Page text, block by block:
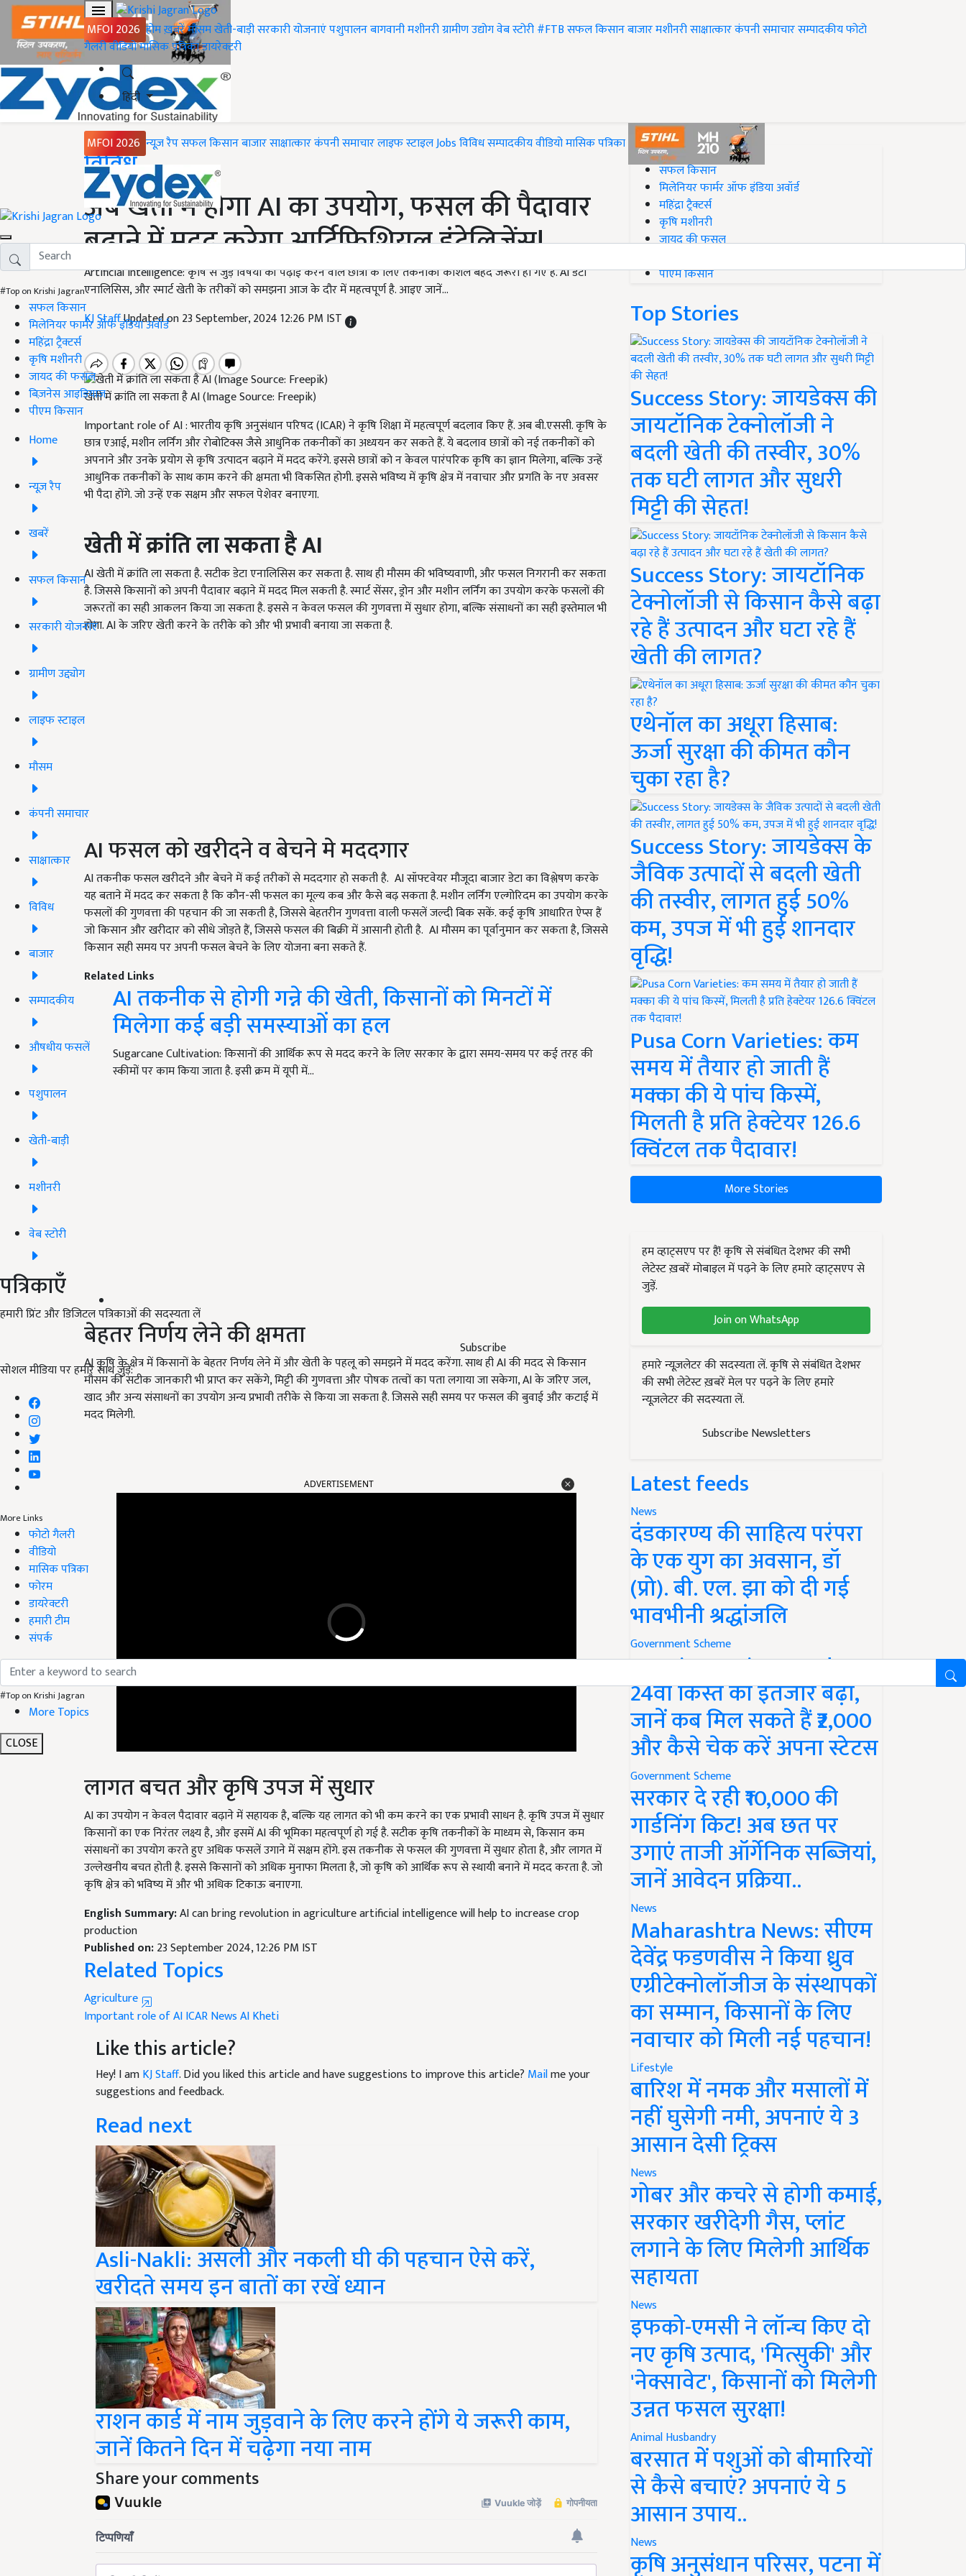
MFOI 2026 होमख़बरेंमौसमखेती-बाड़ीसरकारी योजनाएंपशुपालनबागवानीमशीनरीग्रामीण उद्योगवेब स्टोरी#FTBसफल किसानबाजारमशीनरीसाक्षात्कारकंपनी समाचारसम्पादकीयफोटो
गैलरीवीडियोमासिक पत्रिकाडायरेक्टरी
हिंदी
MFOI 2026 न्यूज़ रैपसफल किसानबाजारसाक्षात्कारकंपनी समाचारलाइफ स्टाइलJobsविविधसम्पादकीयवीडियोमासिक पत्रिका
#Top on Krishi Jagran
सफल किसान
मिलेनियर फार्मर ऑफ इंडिया अवॉर्ड
महिंद्रा ट्रैक्टर्स
कृषि मशीनरी
जायद की फसल
बिज़नेस आइडियाज
पीएम किसान
Home
न्यूज़ रैप
खबरें
सफल किसान
सरकारी योजनाएं
ग्रामीण उद्द्योग
लाइफ स्टाइल
मौसम
कंपनी समाचार
साक्षात्कार
विविध
बाजार
सम्पादकीय
औषधीय फसलें
पशुपालन
खेती-बाड़ी
मशीनरी
वेब स्टोरी
पत्रिकाएँ
हमारी प्रिंट और डिजिटल पत्रिकाओं की सदस्यता लें
Subscribe
सोशल मीडिया पर हमारे साथ जुड़ें:
More Links
फोटो गैलरी
वीडियो
मासिक पत्रिका
फोरम
डायरेक्टरी
हमारी टीम
संपर्क
#Top on Krishi Jagran
More Topics
CLOSE
Home
विविध
अब खेती में होगा AI का उपयोग, फसल की पैदावार
बढ़ाने में मदद करेगा आर्टिफिशियल इंटेलिजेंस!
Artificial Intelligence: कृषि से जुड़े विषयों की पढ़ाई करने वाले छात्रों के लिए तकनीकी कौशल बेहद जरूरी हो गए हैं. AI डेटा
एनालिसिस, और स्मार्ट खेती के तरीकों को समझना आज के दौर में महत्वपूर्ण है. आइए जानें…
KJ StaffUpdated on 23 September, 2024 12:26 PM IST
खेती में क्रांति ला सकता है AI (Image Source: Freepik)
Important role of AI : भारतीय कृषि अनुसंधान परिषद (ICAR) ने कृषि शिक्षा में महत्वपूर्ण बदलाव किए हैं. अब बी.एससी. कृषि के
छात्र एआई, मशीन लर्निंग और रोबोटिक्स जैसे आधुनिक तकनीकों का अध्ययन कर सकते हैं. ये बदलाव छात्रों को नई तकनीकों को
अपनाने और उनके प्रयोग से कृषि उत्पादन बढ़ाने में मदद करेंगे. इससे छात्रों को न केवल पारंपरिक कृषि का ज्ञान मिलेगा, बल्कि उन्हें
आधुनिक तकनीकों के साथ काम करने की क्षमता भी विकसित होगी. इससे भविष्य में कृषि क्षेत्र में नवाचार और प्रगति के नए अवसर
भी पैदा होंगे. जो उन्हें एक सक्षम और सफल पेशेवर बनाएगा.
खेती में क्रांति ला सकता हैAI
AI खेती में क्रांति ला सकता है. सटीक डेटा एनालिसिस कर सकता है. साथ ही मौसम की भविष्यवाणी, और फसल निगरानी कर सकता
है. जिससे किसानों को अपनी पैदावार बढ़ाने में मदद मिल सकती है. स्मार्ट सेंसर, ड्रोन और मशीन लर्निंग का उपयोग करके फसलों की
जरूरतों का सही आकलन किया जा सकता है. इससे न केवल फसल की गुणवत्ता में सुधार होगा, बल्कि संसाधनों का सही इस्तेमाल भी
होगा. AI के जरिए खेती करने के तरीके को और भी प्रभावी बनाया जा सकता है.
AI फसल को खरीदने व बेचने मे मददगार
AI तकनीक फसल खरीदने और बेचने में कई तरीकों से मददगार हो सकती है. AI सॉफ्टवेयर मौजूदा बाजार डेटा का विश्लेषण करके
यह बताने में मदद कर सकता है कि कौन-सी फसल का मूल्य कब और कैसे बढ़ सकता है. मशीन लर्निंग एल्गोरिदम का उपयोग करके
फसलों की गुणवत्ता की पहचान की जा सकती है, जिससे बेहतरीन गुणवत्ता वाली फसलें जल्दी बिक सकें. कई कृषि आधारित ऐप्स हैं
जो किसान और खरीदार को सीधे जोड़ते हैं, जिससे फसल की बिक्री में आसानी होती है. AI मौसम का पूर्वानुमान कर सकता है, जिससे
किसान सही समय पर अपनी फसल बेचने के लिए योजना बना सकते हैं.
Related Links
AI तकनीक से होगी गन्ने की खेती, किसानों को मिनटों में
मिलेगा कई बड़ी समस्याओं का हल
Sugarcane Cultivation: किसानों की आर्थिक रूप से मदद करने के लिए सरकार के द्वारा समय-समय पर कई तरह की
स्कीमों पर काम किया जाता है. इसी क्रम में यूपी में…
बेहतर निर्णय लेने की क्षमता
AI कृषि के क्षेत्र में किसानों के बेहतर निर्णय लेने में और खेती के पहलू को समझने में मदद करेंगा. साथ ही AI की मदद से किसान
मौसम की सटीक जानकारी भी प्राप्त कर सकेंगे, मिट्टी की गुणवत्ता और पोषक तत्वों का पता लगाया जा सकेगा, AI के जरिए जल,
खाद और अन्य संसाधनों का उपयोग अन्य प्रभावी तरीके से किया जा सकता है. जिससे सही समय पर फसल की बुवाई और कटाई में
मदद मिलेगी.
लागत बचत और कृषि उपज में सुधार
AI का उपयोग न केवल पैदावार बढ़ाने में सहायक है, बल्कि यह लागत को भी कम करने का एक प्रभावी साधन है. कृषि उपज में सुधार
किसानों का एक निरंतर लक्ष्य है, और इसमें AI की भूमिका महत्वपूर्ण हो गई है. सटीक कृषि तकनीकों के माध्यम से, किसान कम
संसाधनों का उपयोग करते हुए अधिक फसलें उगाने में सक्षम होंगे. इस तकनीक से फसल की गुणवत्ता में सुधार होता है, और लागत में
उल्लेखनीय बचत होती है. इससे किसानों को अधिक मुनाफा मिलता है, जो कृषि को आर्थिक रूप से स्थायी बनाने में मदद करता है. जो
कृषि क्षेत्र को भविष्य में और भी अधिक टिकाऊ बनाएगा.
English Summary:
production
Published on:
Related Topics
Agriculture
Important role of AI
Like this article?
Hey! I amKJ Staff. Did you liked this article and have suggestions to improve this article?
suggestions and feedback.
Read next
Asli-Nakli: असली और नकली घी की पहचान ऐसे करें,
खरीदते समय इन बातों का रखें ध्यान
राशन कार्ड में नाम जुड़वाने के लिए करने होंगे ये जरूरी काम,
जानें कितने दिन में चढ़ेगा नया नाम
Share your comments
#Top on Krishi Jagran
सफल किसान
मिलेनियर फार्मर ऑफ इंडिया अवॉर्ड
महिंद्रा ट्रैक्टर्स
कृषि मशीनरी
जायद की फसल
पीएम किसान
Top Stories
Success Story: जायडेक्स की
जायटॉनिक टेक्नोलॉजी ने
बदली खेती की तस्वीर, 30%
तक घटी लागत और सुधरी
मिट्टी की सेहत!
Success Story: जायटॉनिक
टेक्नोलॉजी से किसान कैसे बढ़ा
रहे हैं उत्पादन और घटा रहे हैं
खेती की लागत?
एथेनॉल का अधूरा हिसाब:
ऊर्जा सुरक्षा की कीमत कौन
चुका रहा है?
Success Story: जायडेक्स के
जैविक उत्पादों से बदली खेती
की तस्वीर, लागत हुई 50%
कम, उपज में भी हुई शानदार
वृद्धि!
Pusa Corn Varieties: कम
समय में तैयार हो जाती हैं
मक्का की ये पांच किस्में,
मिलती है प्रति हेक्टेयर 126.6
क्विंटल तक पैदावार!
More Stories
हम व्हाट्सएप पर हैं! कृषि से संबंधित देशभर की सभी
लेटेस्ट ख़बरें मोबाइल में पढ़ने के लिए हमारे व्हाट्सएप से
जुड़ें.
Join on WhatsApp
हमारे न्यूज़लेटर की सदस्यता लें. कृषि से संबंधित देशभर
की सभी लेटेस्ट ख़बरें मेल पर पढ़ने के लिए हमारे
न्यूज़लेटर की सदस्यता लें.
Subscribe Newsletters
Latest feeds
News
दंडकारण्य की साहित्य परंपरा
के एक युग का अवसान, डॉ
(प्रो). बी. एल. झा को दी गई
भावभीनी श्रद्धांजलि
Government Scheme
PM Kisan Yojana Update:
24वीं किस्त का इंतजार बढ़ा,
जानें कब मिल सकते हैं ₹2,000
और कैसे चेक करें अपना स्टेटस
Government Scheme
सरकार दे रही ₹10,000 की
गार्डनिंग किट! अब छत पर
उगाएं ताजी ऑर्गेनिक सब्जियां,
जानें आवेदन प्रक्रिया..
News
Maharashtra News: सीएम
देवेंद्र फडणवीस ने किया ध्रुव
एग्रीटेक्नोलॉजीज के संस्थापकों
का सम्मान, किसानों के लिए
नवाचार को मिली नई पहचान!
Lifestyle
बारिश में नमक और मसालों में
नहीं घुसेगी नमी, अपनाएं ये 3
आसान देसी ट्रिक्स
News
गोबर और कचरे से होगी कमाई,
सरकार खरीदेगी गैस, प्लांट
लगाने के लिए मिलेगी आर्थिक
सहायता
News
इफको-एमसी ने लॉन्च किए दो
नए कृषि उत्पाद, 'मित्सुकी' और
'नेक्सावेट', किसानों को मिलेगी
उन्नत फसल सुरक्षा!
Animal Husbandry
बरसात में पशुओं को बीमारियों
से कैसे बचाएं? अपनाएं ये 5
आसान उपाय..
News
कृषि अनुसंधान परिसर, पटना में